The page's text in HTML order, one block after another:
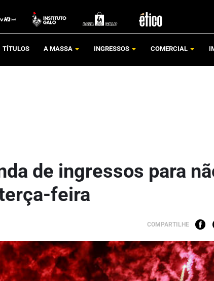
TÍTULOS A MASSA INGRESSOS COMERCIAL
de ingressos para
feira
COMPARTILHE